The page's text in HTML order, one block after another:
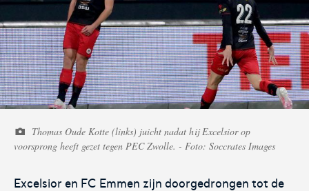
Voetbal.nl
Hét platform voor
amateurvoetballend
Eurojackpot KNVB
Beker
Voor het laatste nieuws,
uitslagen en programma van
Thomas Oude Kotte (links) juicht nadat hij Excelsior op
voorsprong heeft gezet tegen PEC Zwolle. - Foto: Soccrates Images
Excelsior en FC Emmen zijn doorgedrongen tot de